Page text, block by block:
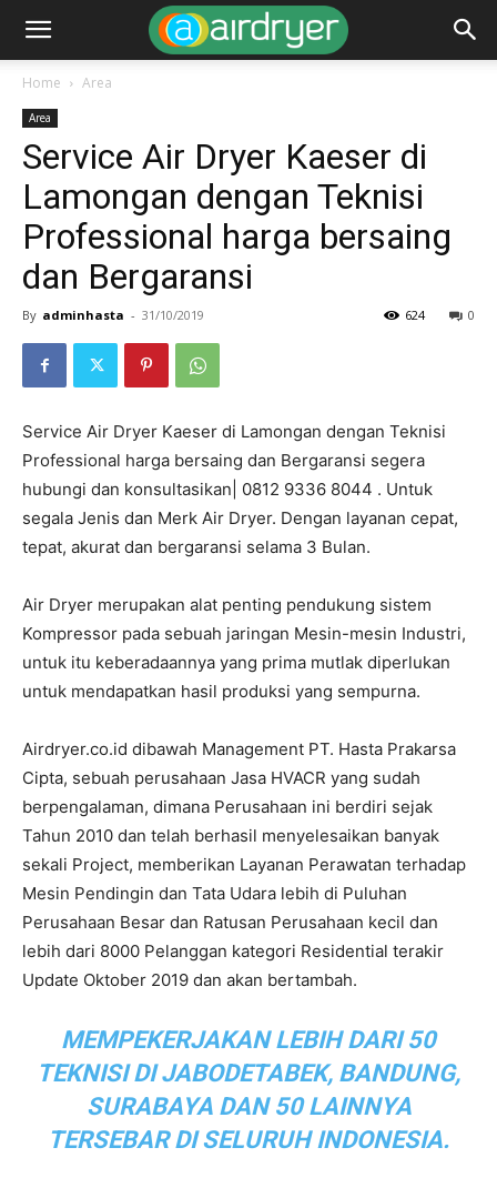
Home Area
Area
Service Air Dryer Kaeser di
Lamongan dengan Teknisi
Professional harga bersaing
dan Bergaransi
By adminhasta - 31/10/2019 0
624
Service Air Dryer Kaeser di Lamongan dengan Teknisi
Professional harga bersaing dan Bergaransi segera
hubungi dan konsultasikan| 0812 9336 8044 . Untuk
segala Jenis dan Merk Air Dryer. Dengan layanan cepat,
tepat, akurat dan bergaransi selama 3 Bulan.
Air Dryer merupakan alat penting pendukung sistem
Kompressor pada sebuah jaringan Mesin-mesin Industri,
untuk itu keberadaannya yang prima mutlak diperlukan
untuk mendapatkan hasil produksi yang sempurna.
Airdryer.co.id dibawah Management PT. Hasta Prakarsa
Cipta, sebuah perusahaan Jasa HVACR yang sudah
berpengalaman, dimana Perusahaan ini berdiri sejak
Tahun 2010 dan telah berhasil menyelesaikan banyak
sekali Project, memberikan Layanan Perawatan terhadap
Mesin Pendingin dan Tata Udara lebih di Puluhan
Perusahaan Besar dan Ratusan Perusahaan kecil dan
lebih dari 8000 Pelanggan kategori Residential terakir
Update Oktober 2019 dan akan bertambah.
MEMPEKERJAKAN LEBIH DARI 50
TEKNISI DI JABODETABEK, BANDUNG,
SURABAYA DAN 50 LAINNYA
TERSEBAR DI SELURUH INDONESIA.